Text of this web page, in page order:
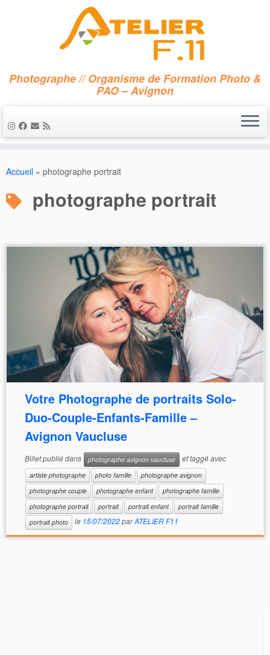
au
Photographe // Organisme de Formation Photo &
PAO – Avignon
Accueil » photographe portrait
photographe portrait
Votre Photographe de portraits Solo-
Duo-Couple-Enfants-Famille –
Avignon Vaucluse
Billet publié dans photographe avignon vaucluse et taggé avec
artiste photographe photo famille
photographe avignon
photographe couple
photographe enfant
photographe famille
photographe portrait
portrait portrait enfant
portrait famille
portrait photo
le 15/07/2022parATELIER F11